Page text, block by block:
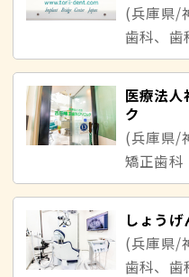
(兵庫県/
歯科、歯
医療法人
ク
(兵庫県/
矯正歯科
しょう
(兵庫県/
歯科、歯